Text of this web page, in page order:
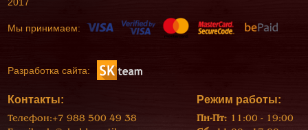
Мы принимаем:
Разработка сайта:
Контакты:
Телефон:+7 988 500 49 38
Режим работы:
Пн-Пт: 11:00 - 19:00